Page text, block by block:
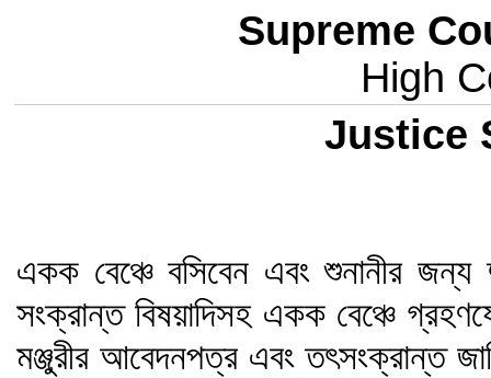
Supreme
High
Justice
একক বেঞ্চে বসিবেন এবং শুনানীর
সংক্রান্ত বিষয়াদিসহ একক বেঞ্চে
মঞ্জুরীর আবেদনপত্র এবং তৎসংক্রান্ত